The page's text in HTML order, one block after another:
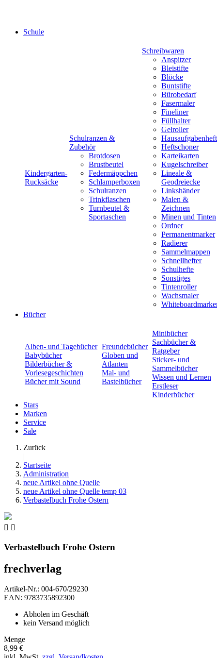
Schule
Kindergarten-
Rucksäcke
Schulranzen &
Zubehör
Brotdosen
Brustbeutel
Federmäppchen
Schlamperboxen
Schulranzen
Trinkflaschen
Turnbeutel &
Sportaschen
Schreibwaren
Anspitzer
Bleistifte
Blöcke
Buntstifte
Bürobedarf
Fasermaler
Fineliner
Füllhalter
Gelroller
Hausaufgabenheft
Heftschoner
Karteikarten
Kugelschreiber
Lineale &
Geodreiecke
Linkshänder
Malen &
Zeichnen
Minen und Tinten
Ordner
Permanentmarker
Radierer
Sammelmappen
Schnellhefter
Schulhefte
Sonstiges
Tintenroller
Wachsmaler
Bücher
Alben- und Tagebücher
Babybücher
Bilderbücher &
Vorlesegeschichten
Bücher mit Sound
Freundebücher
Globen und
Atlanten
Mal- und
Bastelbücher
Minibücher
Sachbücher &
Ratgeber
Sticker- und
Sammelbücher
Wissen und Lernen
Erstleser
Kinderbücher
Stars
Marken
Service
Sale
Zurück
|
Startseite
Administration
neue Artikel ohne Quelle
neue Artikel ohne Quelle temp 03
Verbastelbuch Frohe Ostern
 
Verbastelbuch Frohe Ostern
frechverlag
Artikel-Nr.: 004-670/29230
EAN: 9783735892300
Abholen im Geschäft
kein Versand möglich
Menge
8,99 €